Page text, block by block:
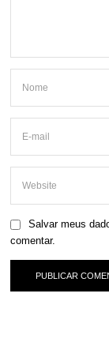
Salvar meus
comentar.